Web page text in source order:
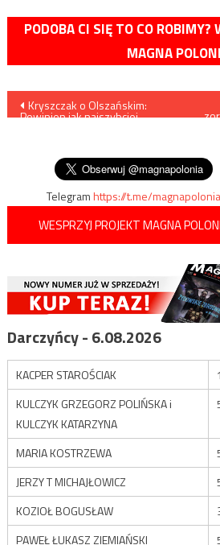
PODOBA CI SIĘ TO CO ROBIMY?
MAGNA
Nawigacja
Kryszczak o Olszańskim:
Powinien jak najszybciej
Telegramhttps://t.me/magnapolonia
WESPRZYJ PROJEKT MAGNA
Darczyńcy - 6.08.2026
KACPER STAROŚCIAK
KULCZYK GRZEGORZ POLIŃSKA i
KULCZYK KATARZYNA
MARIA KOSTRZEWA
JERZY T MICHAJŁOWICZ
KOZIOŁ BOGUSŁAW
PAWEŁ ŁUKASZ ZIEMIAŃSKI